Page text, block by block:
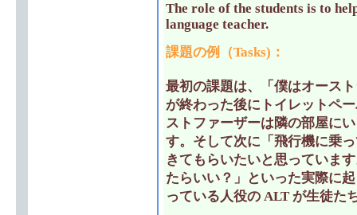
The role of the students is to
language teacher.
課題の例（Tasks) ：
最初の課題は、「僕はオース
が終わった後にトイレットペ
ストファーザーは隣の部屋に
す。そして次に「飛行機に乗
きてもらいたいと思っていま
たらいい？」といった実際に
っている人役の ALT が生徒た